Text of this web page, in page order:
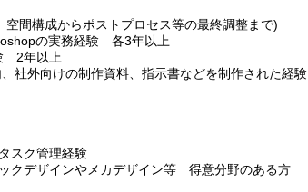
空間構成からポストプロセス等の最終調整まで)
の実務経験 各3年以上
2年以上
社外向けの制作資料、指示書などを制作された経験
スク管理経験
クデザインやメカデザイン等 得意分野のある方